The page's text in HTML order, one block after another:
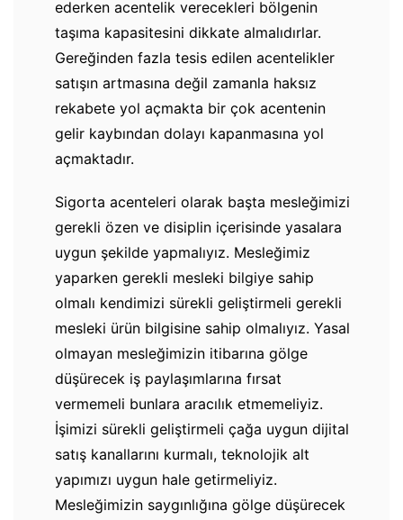
ederken acentelik verecekleri bölgenin
taşıma kapasitesini dikkate almalıdırlar.
Gereğinden fazla tesis edilen acentelikler
satışın artmasına değil zamanla haksız
rekabete yol açmakta bir çok acentenin
gelir kaybından dolayı kapanmasına yol
açmaktadır.
Sigorta acenteleri olarak başta mesleğimizi
gerekli özen ve disiplin içerisinde yasalara
uygun şekilde yapmalıyız. Mesleğimiz
yaparken gerekli mesleki bilgiye sahip
olmalı kendimizi sürekli geliştirmeli gerekli
mesleki ürün bilgisine sahip olmalıyız. Yasal
olmayan mesleğimizin itibarına gölge
düşürecek iş paylaşımlarına fırsat
vermemeli bunlara aracılık etmemeliyiz.
İşimizi sürekli geliştirmeli çağa uygun dijital
satış kanallarını kurmalı, teknolojik alt
yapımızı uygun hale getirmeliyiz.
Mesleğimizin saygınlığına gölge düşürecek